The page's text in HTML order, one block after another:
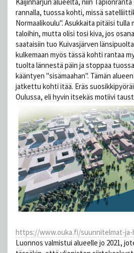
rannalla, tuossa kohti, missä
Normaalikoulu". Asukkaita pitäisi tulla
taloihin, mutta olisi tosi kiva, jos
saataisiin tuo Kuivasjärven
kulkemaan myös tässä kohti rantaa
tuolta lännestä päin ja stoppaa
kääntyen "sisämaahan". Tämän
jatkettu kohti itää. Eräs
Oulussa, eli hyvin itsekäs motiivi
https://www.ouka.fi/suunnitelmat-ja-
Luonnos valmistui alueelle jo 2021,